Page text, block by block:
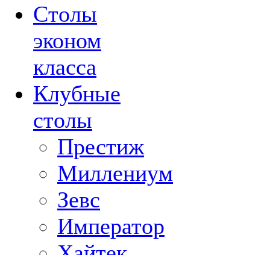
Столы
эконом
класса
Клубные
столы
Престиж
Миллениум
Зевс
Император